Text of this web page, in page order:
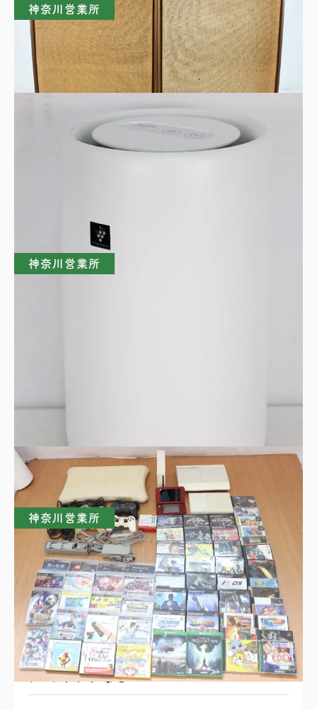
神奈川営業所
PIONEER パイオニア CS-E700 ペアスピー
神奈川営業所
SHARP シャープ 空気清浄機 FU-RC01-W プ
買取理由はこちら
神奈川営業所
PS2 PS3 Wii DSll Xbox PSP ゲーム機本体
ゲームソフト まとめ